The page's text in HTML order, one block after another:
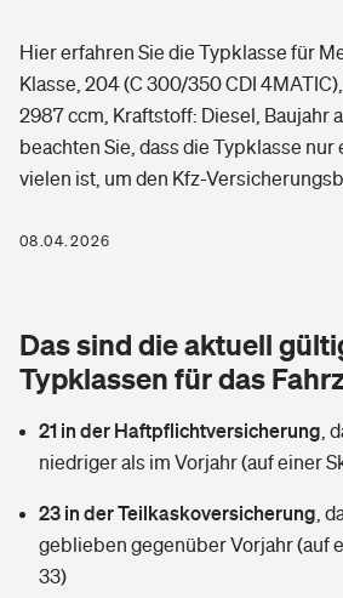
Arbeitsrechtsschutz
Berufshaftpflichtversicherung
Rentenrechner: Wie viel Geld bekomme
Wer versichert was: Jetzt Versicherer
Hausratversicherung
Elementarversicherung
Photovoltaik
Wärmepumpen versichern
Vermieterrrechtsschutz
Mietkautionsversicherung
Zur Übersicht
Pri­vate Haft­pflicht­
Rechts­schutz­ver­si­che­rung
Kinderunfall­ver­si­che­rung
Reiseversicherung
Gesundheit
Private Krankenversicherung
Tierkrankenversicherung
Zur Übersicht
Tools
Hier erfahren Sie die Typklasse für
Klasse, 204 (C 300/350 CDI
2987 ccm, Kraftstoff: Diesel, Baujahr
beachten Sie, dass die Typklasse
vielen ist, um den Kfz-
08.04.2026
Das sind die aktuell
Typklassen für das
21 in der Haftpflichtversicherung
niedriger als im Vorjahr (auf einer
23 in der Teilkaskoversicherung
geblieben gegenüber Vorjahr (auf
33)